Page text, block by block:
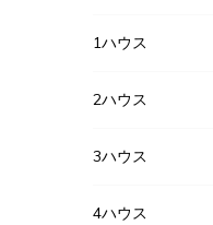
1ハウス
2ハウス
3ハウス
4ハウス